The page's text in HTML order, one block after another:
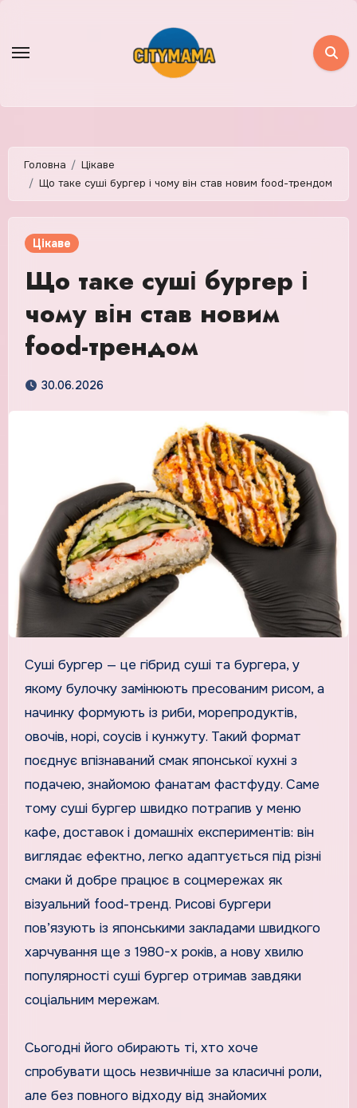
content
Головна
Цікаве
Що таке суші бургер і чому він став новим food-трендом
Цікаве
Що таке суші бургер і
чому він став новим
food-трендом
30.06.2026
Суші бургер — це гібрид суші та бургера, у
якому булочку замінюють пресованим рисом, а
начинку формують із риби, морепродуктів,
овочів, норі, соусів і кунжуту. Такий формат
поєднує впізнаваний смак японської кухні з
подачею, знайомою фанатам фастфуду. Саме
тому суші бургер швидко потрапив у меню
кафе, доставок і домашніх експериментів: він
виглядає ефектно, легко адаптується під різні
смаки й добре працює в соцмережах як
візуальний food-тренд. Рисові бургери
пов’язують із японськими закладами швидкого
харчування ще з 1980-х років, а нову хвилю
популярності суші бургер отримав завдяки
соціальним мережам.
Сьогодні його обирають ті, хто хоче
спробувати щось незвичніше за класичні роли,
але без повного відходу від знайомих